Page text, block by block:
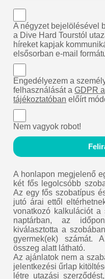
A négyzet bejelölésével
a Dive Hard Tourstól
híreket kapjak
elsősorban e-mail
Engedélyezem a
felhasználását aGDPR
tájékoztatóban előírt
Nem vagyok robot!
A honlapon megjelenő
két fős legolcsóbb
Az egy fős szobatípus
jutó árai ettől
vonatkozó kalkulációt
naptárban, az
kiválasztotta a
gyermek(ek) számát.
összeg alatt látható.
Az ajánlatok nem a
jelentkezési űrlap
létre utazási